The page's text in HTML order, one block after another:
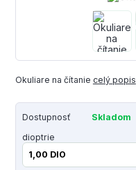
Okuliare na čítanie celý popis
Dostupnosť
Skladom
dioptrie